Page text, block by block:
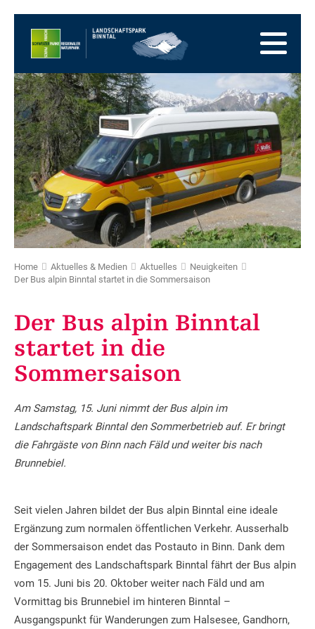
Startseite
Hauptnavigation
Fussbereich
Zur
Sitemap
Zur
Suche
Home Aktuelles & Medien Aktuelles
Neuigkeiten
Der Bus alpin Binntal startet in die Sommersaison
Der Bus alpin Binntal
startet in die
Sommersaison
Am Samstag, 15. Juni nimmt der Bus alpin im
Landschaftspark Binntal den Sommerbetrieb auf. Er bringt
die Fahrgäste von Binn nach Fäld und weiter bis nach
Brunnebiel.
Seit vielen Jahren bildet der Bus alpin Binntal eine ideale
Ergänzung zum normalen öffentlichen Verkehr. Ausserhalb
der Sommersaison endet das Postauto in Binn. Dank dem
Engagement des Landschaftspark Binntal fährt der Bus alpin
vom 15. Juni bis 20. Oktober weiter nach Fäld und am
Vormittag bis Brunnebiel im hinteren Binntal –
Ausgangspunkt für Wanderungen zum Halsesee, Gandhorn,